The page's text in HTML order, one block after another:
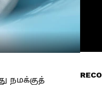
நமக்குத்